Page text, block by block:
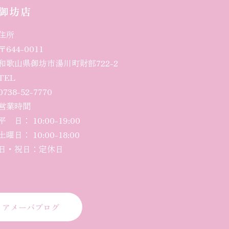
坊店
所
644-0011
歌山県御坊市湯川町財部722-2
52-7770
業時間
日： 10:00-19:00
曜日 ： 10:00-18:00
・祝日：定休日
アメーバブログ